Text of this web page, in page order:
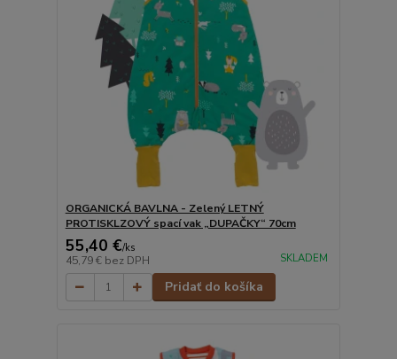
ORGANICKÁ BAVLNA - Zelený LETNÝ
PROTISKLZOVÝ spací vak „DUPAČKY“ 70cm
55,40 €/ks
45,79 € bez DPH SKLADEM
Pridať do košíka